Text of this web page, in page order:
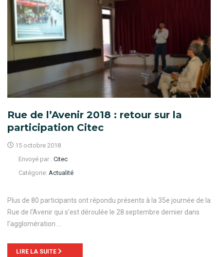
Rue de l’Avenir 2018 : retour sur la
participation Citec
15 octobre 2018
Envoyé par : Citec
Catégorie: Actualité
Plus de 80 participants ont répondu présents à la 35e journée de la
Rue de l’Avenir qui s’est déroulée le 28 septembre dernier dans
l’agglomération …
LIRE LA SUITE